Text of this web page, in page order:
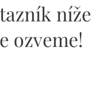
níže
ozveme!